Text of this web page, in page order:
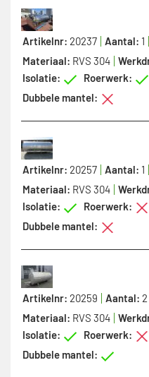
Artikelnr: 20237 Aantal: 1
Materiaal: RVS 304
Isolatie:
Roerwerk:
Dubbele mantel:
Artikelnr: 20257 Aantal: 1
Materiaal: RVS 304
Isolatie:
Roerwerk:
Dubbele mantel:
Artikelnr: 20259 Aantal: 2
Materiaal: RVS 304
Isolatie:
Roerwerk:
Dubbele mantel: